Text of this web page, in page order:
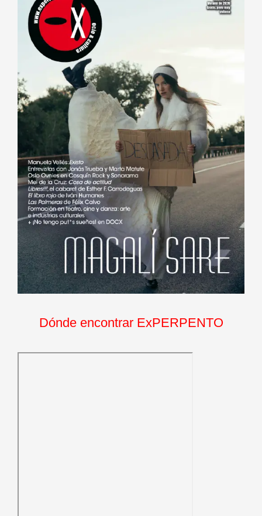
Dónde encontrar ExPERPENTO